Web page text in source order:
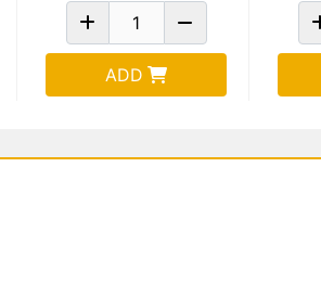
ADD